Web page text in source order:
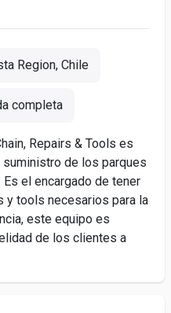
Region, Chile
completa
Repairs & Tools es
de los parques
el encargado de tener
tools necesarios para la
este equipo es
de los clientes a